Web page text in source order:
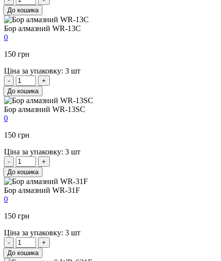
До кошика
Бор алмазний WR-13C
0
150 грн
Ціна за упаковку: 3 шт
-
+
До кошика
Бор алмазний WR-13SC
0
150 грн
Ціна за упаковку: 3 шт
-
+
До кошика
Бор алмазний WR-31F
0
150 грн
Ціна за упаковку: 3 шт
-
+
До кошика